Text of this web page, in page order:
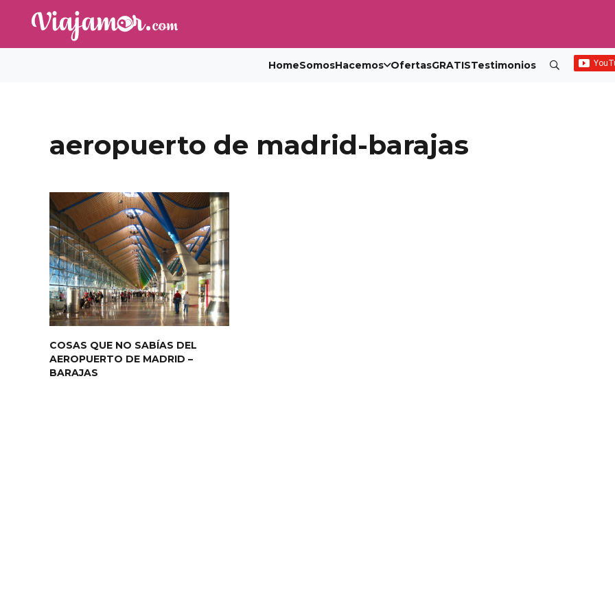
HomeSomosHacemos OfertasGRATISTestimonios
aeropuerto de madrid-barajas
COSAS QUE NO SABÍAS DEL
AEROPUERTO DE MADRID –
BARAJAS